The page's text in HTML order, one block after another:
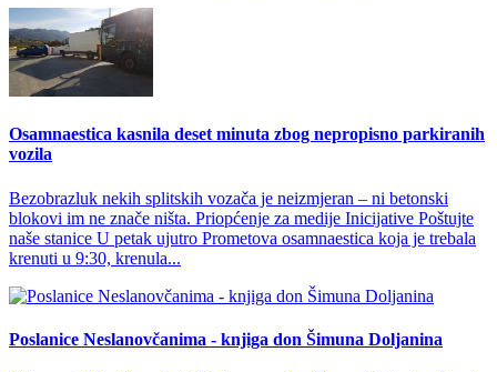
Osamnaestica kasnila deset minuta zbog nepropisno parkiranih
vozila
Bezobrazluk nekih splitskih vozača je neizmjeran – ni betonski
blokovi im ne znače ništa. Priopćenje za medije Inicijative Poštujte
naše stanice U petak ujutro Prometova osamnaestica koja je trebala
krenuti u 9:30, krenula...
Poslanice Neslanovčanima - knjiga don Šimuna Doljanina